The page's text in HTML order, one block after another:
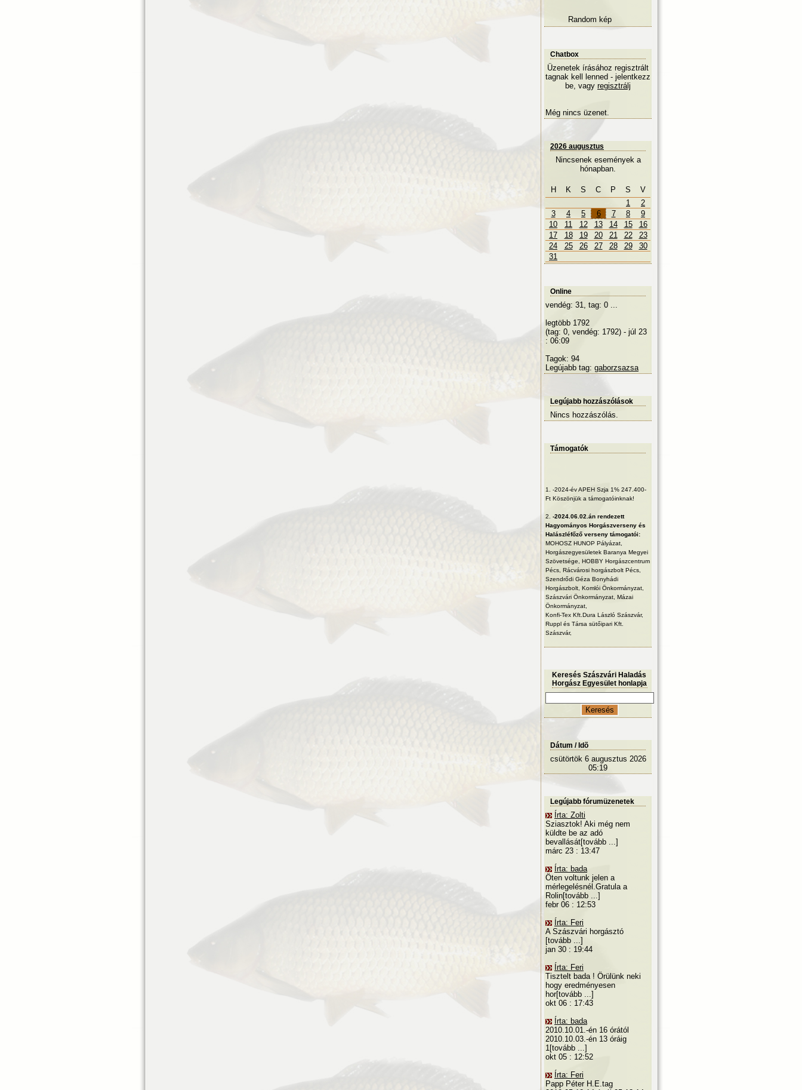
Random kép
Chatbox
Üzenetek írásához regisztrált
tagnak kell lenned - jelentkezz
be, vagy regisztrálj
Még nincs üzenet.
2026 augusztus
Nincsenek események a
hónapban.
H K S C P S
V
1
2
3
4 5 6 7 8
9
10
11 12 13 14 15
16
17
18 19 20 21 22
23
24
25 26 27 28 29
30
31
Online
vendég: 31, tag: 0 ...
legtöbb 1792
(tag: 0, vendég: 1792) - júl 23
: 06:09
Tagok: 94
Legújabb tag: gaborzsazsa
Legújabb hozzászólások
Nincs hozzászólás.
Támogatók
1.
-2024-év APEH Szja 1% 247.400-
Ft Köszönjük a támogatóinknak!
2.
-2024.06.02.án rendezett
Hagyományos Horgászverseny és
Halászléfőző verseny támogatói:
MOHOSZ HUNOP Pályázat,
Horgászegyesületek Baranya Megyei
Szövetsége, HOBBY Horgászcentrum
Pécs, Rácvárosi horgászbolt Pécs,
Szendrődi Géza Bonyhádi
Horgászbolt, Komlói Önkormányzat,
Szászvári Önkormányzat, Mázai
Önkormányzat,
Konfi-Tex Kft.Dura László Szászvár,
Ruppl és Társa sütőipari Kft.
Szászvár,
Keresés Szászvári Haladás
Horgász Egyesület honlapja
Dátum / Idõ
csütörtök 6 augusztus 2026
05:19
Legújabb fórumüzenetek
Írta: Zolti
Sziasztok! Aki még nem
küldte be az adó
bevallását[tovább ...]
márc 23 : 13:47
Írta: bada
Öten voltunk jelen a
mérlegelésnél.Gratula a
Rolin[tovább ...]
febr 06 : 12:53
Írta: Feri
A Szászvári horgásztó
[tovább ...]
jan 30 : 19:44
Írta: Feri
Tisztelt bada ! Örülünk neki
hogy eredményesen
hor[tovább ...]
okt 06 : 17:43
Írta: bada
2010.10.01.-én 16 órától
2010.10.03.-én 13 óráig
1[tovább ...]
okt 05 : 12:52
Írta: Feri
Papp Péter H.E.tag